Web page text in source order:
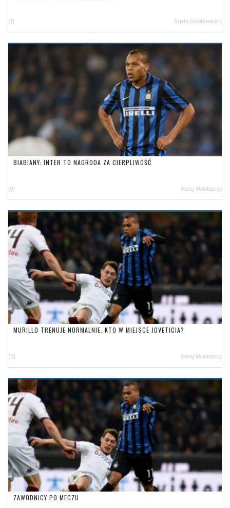
[1] Aneta Dorotkiewicz
BIABIANY: INTER TO NAGRODA ZA CIERPLIWOŚĆ
[0] Błażej Małolepszy
MURILLO TRENUJE NORMALNIE. KTO W MIEJSCE JOVETICIA?
[2] Błażej Małolepszy
ZAWODNICY PO MECZU